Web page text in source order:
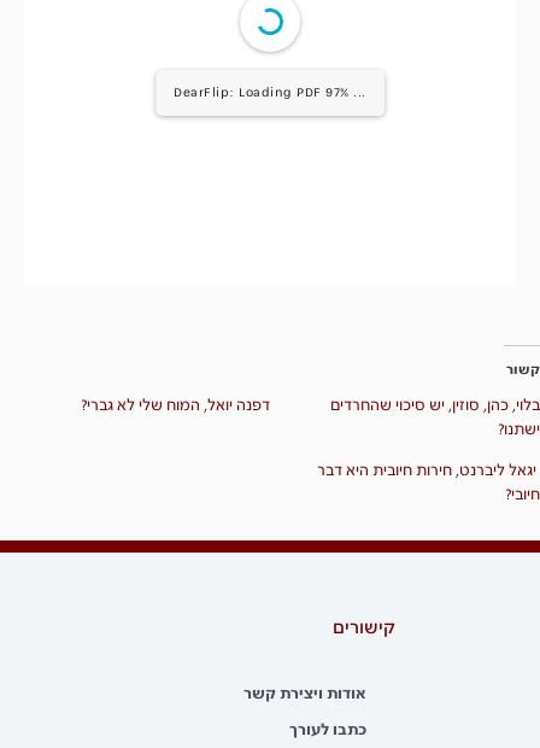
קשור
בלוי, כהן, סוזין, יש סיכוי שהחרדים
ישתנו?
דפנה יואל, המוח שלי לא גברי?
יגאל ליברנט, חירות חיובית היא דבר
חיובי?
קישורים
אודות ויצירת קשר
כתבו לעורך